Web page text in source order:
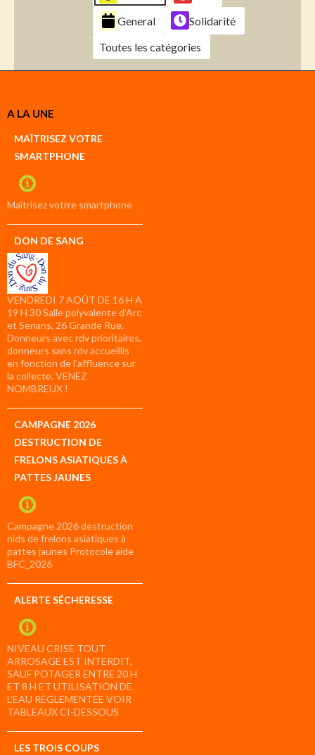
General
Solidarité
Toutes les catégories
Créer
compte
compte
A LA UNE
MAÎTRISEZ VOTRE
SMARTPHONE
Maîtrisez votrre smartphone
DON DE SANG
VENDREDI 7 AOÛT DE 16 H A
19 H 30 Salle polyvalente d’Arc
et Senans, 26 Grande Rue.
Donneurs avec rdv prioritaires,
donneurs sans rdv accueillis
en fonction de l’affluence sur
la collecte. VENEZ
NOMBREUX !
CAMPAGNE 2026
DESTRUCTION DE
FRELONS ASIATIQUES À
PATTES JAUNES
Campagne 2026 destruction
nids de frelons asiatiques à
pattes jaunes Protocole aide
BFC_2026
ALERTE SÉCHERESSE
NIVEAU CRISE TOUT
ARROSAGE EST INTERDIT,
SAUF POTAGER ENTRE 20 H
ET 8 H ET UTILISATION DE
L’EAU RÉGLEMENTÉE VOIR
TABLEAUX CI-DESSOUS
LES TROIS COUPS